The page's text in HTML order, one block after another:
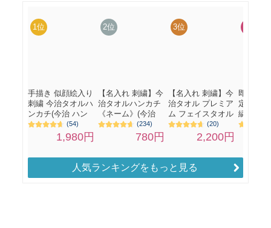
人気ランキングをもっと見る